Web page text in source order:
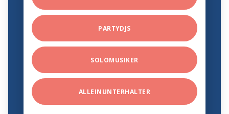
PARTYDJS
SOLOMUSIKER
ALLEINUNTERHALTER